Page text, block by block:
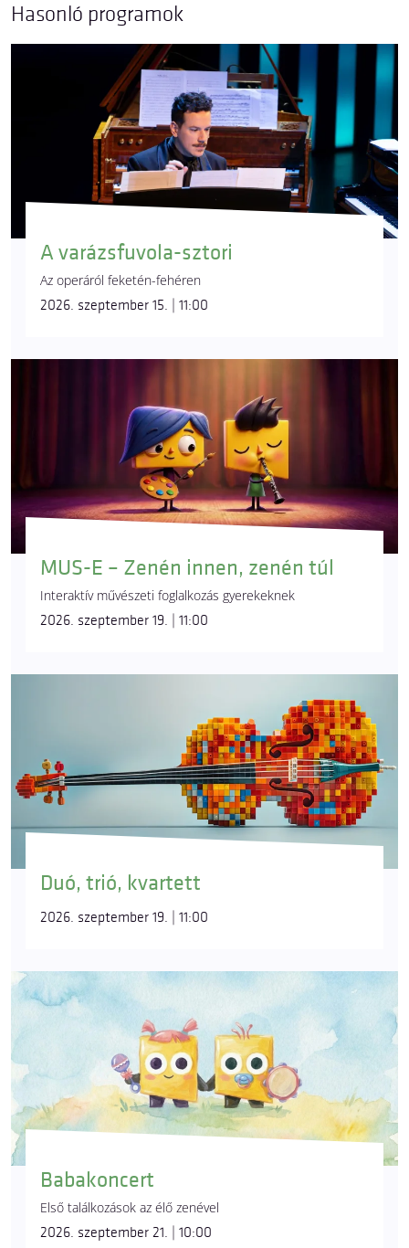
Hasonló programok
A varázsfuvola-sztori
Az operáról feketén-fehéren
2026. szeptember 15. | 11:00
MUS-E – Zenén innen, zenén túl
Interaktív művészeti foglalkozás gyerekeknek
2026. szeptember 19. | 11:00
Duó, trió, kvartett
2026. szeptember 19. | 11:00
Babakoncert
Első találkozások az élő zenével
2026. szeptember 21. | 10:00